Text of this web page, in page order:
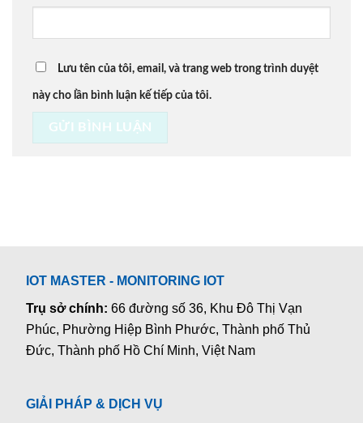
Lưu tên của tôi, email, và trang web trong trình duyệt
này cho lần bình luận kế tiếp của tôi.
IOT MASTER - MONITORING IOT
Trụ sở chính:66 đường số 36, Khu Đô Thị Vạn
Phúc, Phường Hiệp Bình Phước, Thành phố Thủ
Đức, Thành phố Hồ Chí Minh, Việt Nam
GIẢI PHÁP & DỊCH VỤ